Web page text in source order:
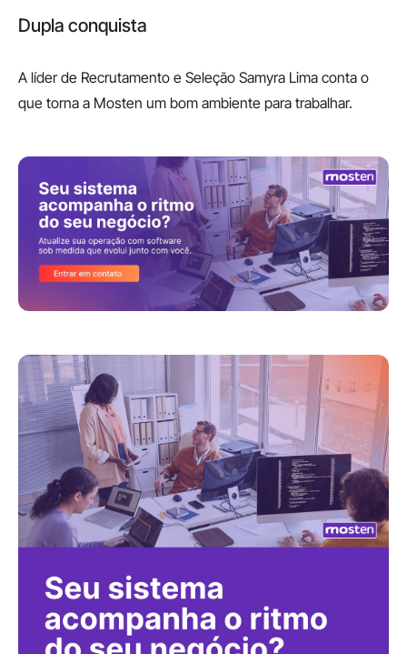
Dupla conquista
A líder de Recrutamento e Seleção Samyra Lima conta o
que torna a Mosten um bom ambiente para trabalhar.